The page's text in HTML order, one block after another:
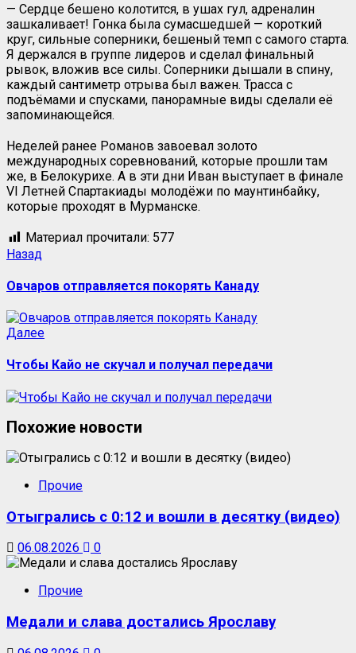
— Сердце бешено колотится, в ушах гул, адреналин
зашкаливает! Гонка была сумасшедшей — короткий
круг, сильные соперники, бешеный темп с самого старта.
Я держался в группе лидеров и сделал финальный
рывок, вложив все силы. Соперники дышали в спину,
каждый сантиметр отрыва был важен. Трасса с
подъёмами и спусками, панорамные виды сделали её
запоминающейся.
Неделей ранее Романов завоевал золото
международных соревнований, которые прошли там
же, в Белокурихе. А в эти дни Иван выступает в финале
VI Летней Спартакиады молодёжи по маунтинбайку,
которые проходят в Мурманске.
Материал прочитали: 577
Назад
Овчаров отправляется покорять Канаду
Далее
Чтобы Кайо не скучал и получал передачи
Похожие новости
Прочие
Отыгрались с 0:12 и вошли в десятку (видео)
06.08.2026 0
Прочие
Медали и слава достались Ярославу